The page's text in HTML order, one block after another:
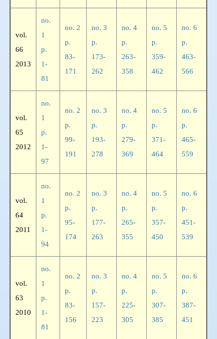
vol.
66
2013
no.
1
p.
1-
81
no. 2
p.
83-
171
no. 3
p.
173-
262
no. 4
p.
263-
358
no. 5
p.
359-
462
no. 6
p.
463-
566
vol.
65
2012
no.
1
p.
1-
97
no. 2
p.
99-
191
no. 3
p.
193-
278
no. 4
p.
279-
369
no. 5
p.
371-
464
no. 6
p.
465-
559
vol.
64
2011
no.
1
p.
1-
94
no. 2
p.
95-
174
no. 3
p.
177-
263
no. 4
p.
265-
355
no. 5
p.
357-
450
no. 6
p.
451-
539
vol.
63
2010
no.
1
p.
1-
81
no. 2
p.
83-
156
no. 3
p.
157-
223
no. 4
p.
225-
305
no. 5
p.
307-
385
no. 6
p.
387-
451